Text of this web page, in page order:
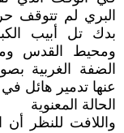
البري لم تتوقف
بدك تل أبيب
ومحيط القدس
الضفة الغربية
عنها تدمير هائل في
الحالة المعنوية
واللافت للنظر